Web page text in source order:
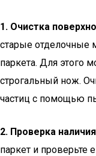
1. Очистка
старые отделочные
паркета. Для этого
строгальный нож.
частиц с помощью
2. Проверка
паркет и проверьте